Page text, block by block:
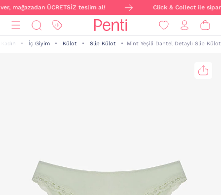
mağazadan ÜCRETSİZ teslim al! Click & Collect ile
Kadın İç Giyim Külot Slip Külot Mint Yeşili Dantel Detaylı Slip Külot